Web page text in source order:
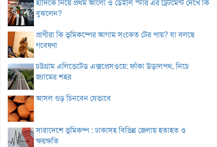
হাদিকে নিয়ে প্রথম আলো ও ডেইলি স্টার এর ট্রিটমেন্ট দেখে কি
বুঝলেন?
প্রাণীরা কি ভূমিকম্পের আগাম সংকেত টের পায়? যা বলছে
গবেষণা
চট্টগ্রাম এলিভেটেড এক্সপ্রেসওয়ে: ফাঁকা উড়ালপথ, নিচে
জ্যামের শহর
আসল গুড় চিনবেন যেভাবে
সারাদেশে ভূমিকম্প : ঢাকাসহ বিভিন্ন জেলায় হতাহত ও
ক্ষয়ক্ষতি